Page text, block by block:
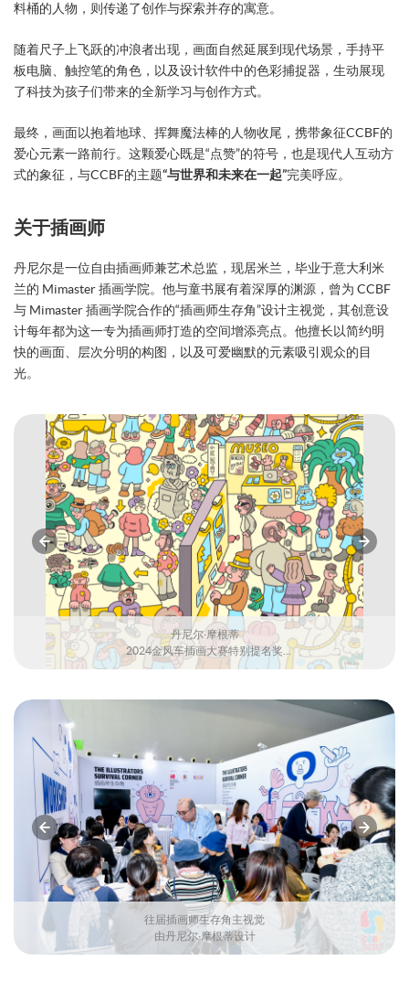
料桶的人物，则传递了创作与探索并存的寓意。
随着尺子上飞跃的冲浪者出现，画面自然延展到现代场景，手持平
板电脑、触控笔的角色，以及设计软件中的色彩捕捉器，生动展现
了科技为孩子们带来的全新学习与创作方式。
最终，画面以抱着地球、挥舞魔法棒的人物收尾，携带象征CCBF的
爱心元素一路前行。这颗爱心既是“点赞”的符号，也是现代人互动方
式的象征，与CCBF的主题“与世界和未来在一起”完美呼应。
关于插画师
丹尼尔是一位自由插画师兼艺术总监，现居米兰，毕业于意大利米
兰的 Mimaster 插画学院。他与童书展有着深厚的渊源，曾为 CCBF
与 Mimaster 插画学院合作的“插画师生存角”设计主视觉，其创意设
计每年都为这一专为插画师打造的空间增添亮点。他擅长以简约明
快的画面、层次分明的构图，以及可爱幽默的元素吸引观众的目
光。
丹尼尔·摩根蒂
2024金风车插画大赛特别提名奖
作品《脆脆麦培根》
往届插画师生存角主视觉
由丹尼尔·摩根蒂设计